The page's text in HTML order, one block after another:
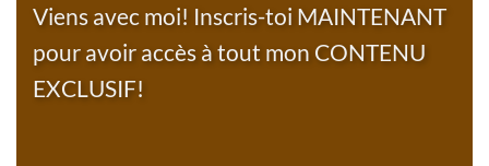
Viens avec moi! Inscris-toi MAINTENANT
pour avoir accès à tout mon CONTENU
EXCLUSIF!